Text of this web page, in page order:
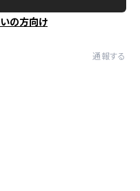
の方向け
通報する